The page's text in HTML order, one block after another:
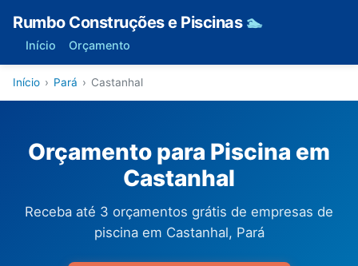
Rumbo Construções e Piscinas 🏊
Início Orçamento
Início › Pará › Castanhal
Orçamento para Piscina em
Castanhal
Receba até 3 orçamentos grátis de empresas de
piscina em Castanhal, Pará